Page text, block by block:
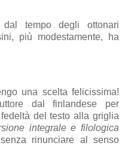
tempo degli ottonari
più modestamente, ha
una scelta felicissima!
dal finlandese per
del testo alla griglia
integrale e filologica
rinunciare al senso